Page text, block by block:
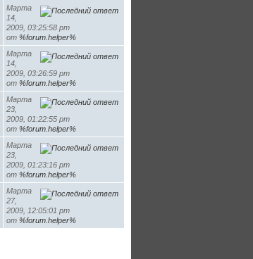
Марта
14,
2009, 03:25:58 pm
от %forum.helper%
Марта
14,
2009, 03:26:59 pm
от %forum.helper%
Марта
23,
2009, 01:22:55 pm
от %forum.helper%
Марта
23,
2009, 01:23:16 pm
от %forum.helper%
Марта
27,
2009, 12:05:01 pm
от %forum.helper%